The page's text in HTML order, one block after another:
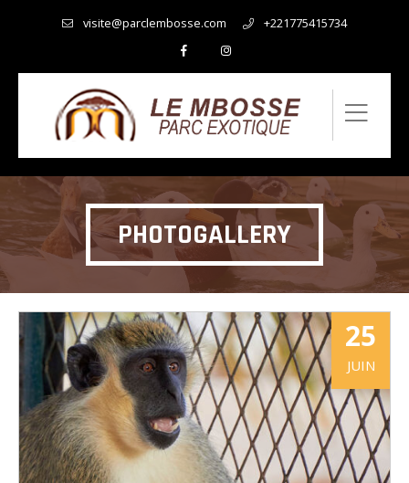
visite@parclembosse.com +221775415734
PHOTOGALLERY
25
JUIN